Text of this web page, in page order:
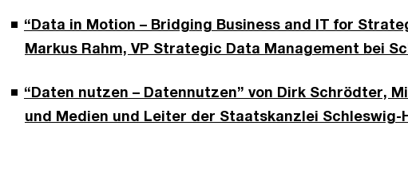
“Data in Motion – Bridging Business and IT for
Markus Rahm, VP Strategic Data Management bei
“Daten nutzen – Datennutzen” von Dirk Schrödter,
und Medien und Leiter der Staatskanzlei Schleswig-